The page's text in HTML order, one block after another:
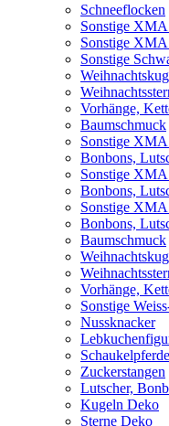
Schneeflocken
Sonstige
Sonstige
Sonstige
Vorhänge,
Baumschmuck
Sonstige
Bonbons,
Sonstige
Bonbons,
Sonstige
Bonbons,
Baumschmuck
Vorhänge,
Sonstige
Nussknacker
Schaukelpferde
Zuckerstangen
Lutscher,
Kugeln Deko
Sterne Deko